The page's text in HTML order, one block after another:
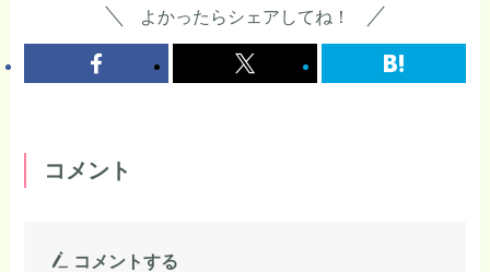
よかったらシェアしてね！
コメント
コメントする